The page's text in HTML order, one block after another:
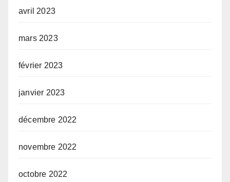
avril 2023
mars 2023
février 2023
janvier 2023
décembre 2022
novembre 2022
octobre 2022